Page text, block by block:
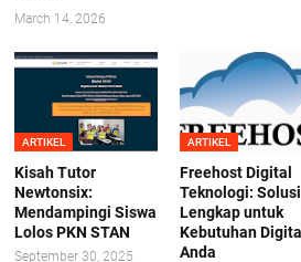
March 14, 2026
ARTIKEL
Kisah Tutor
Newtonsix:
Mendampingi Siswa
Lolos PKN STAN
September 30, 2025
ARTIKEL
Freehost Digital
Teknologi: Solusi
Lengkap untuk
Kebutuhan Digital
Anda